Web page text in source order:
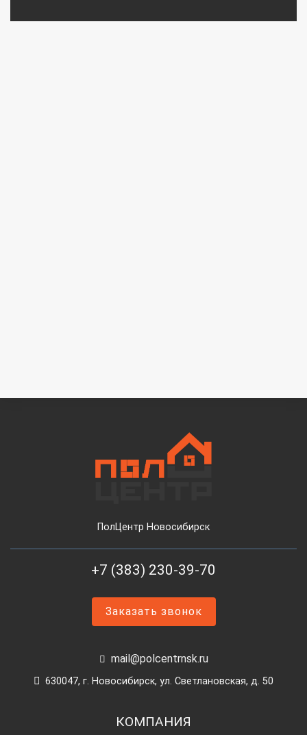
ПолЦентр Новосибирск
+7 (383) 230-39-70
Заказать звонок
mail@polcentrnsk.ru
630047, г. Новосибирск, ул. Светлановская, д. 50
КОМПАНИЯ